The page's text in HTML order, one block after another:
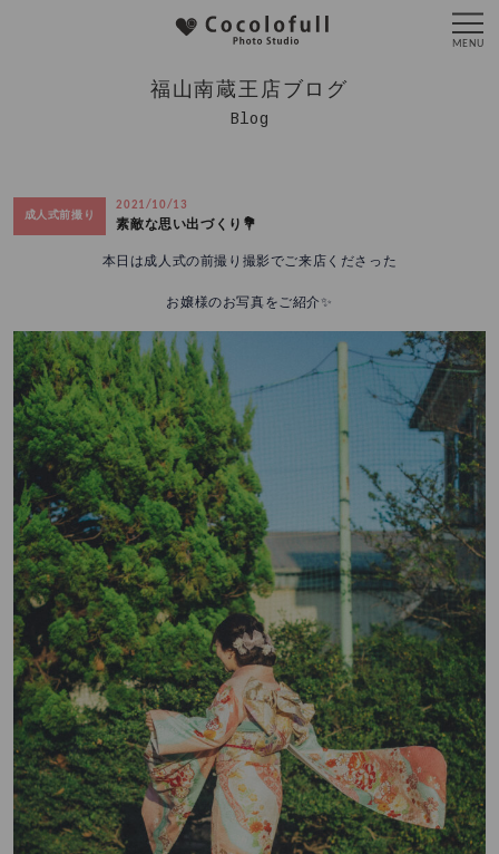
福山南蔵王店ブログ
Blog
成人式前撮り
2021/10/13
素敵な思い出づくり💐
本日は成人式の前撮り撮影でご来店くださった
お嬢様のお写真をご紹介✨